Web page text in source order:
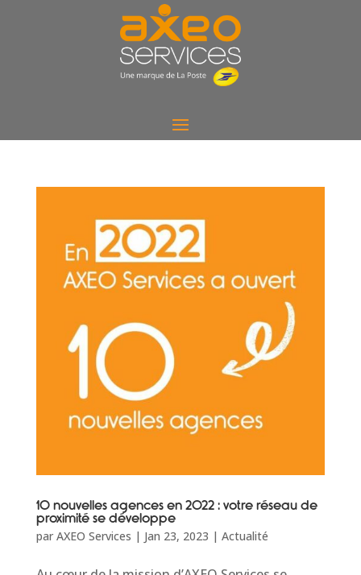
10 nouvelles agences en 2022 : votre réseau de
proximité se développe
par AXEO Services | Jan 23, 2023 | Actualité